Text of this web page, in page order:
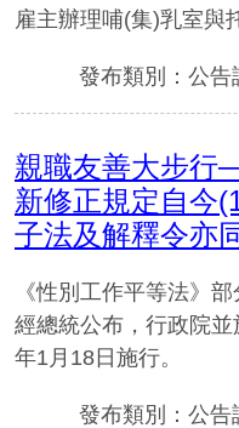
雇主辦理哺(集)乳室與
發布類別：公告
親職友善大步行
新修正規定自今
子法及解釋令亦
《性別工作平等法》
經總統公布，行政院
年1月18日施行。
發布類別：公告